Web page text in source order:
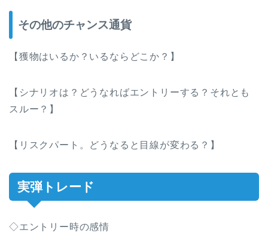
その他のチャンス通貨
【獲物はいるか？いるならどこか？】
【シナリオは？どうなればエントリーする？それとも
スルー？】
【リスクパート。どうなると目線が変わる？】
実弾トレード
◇エントリー時の感情